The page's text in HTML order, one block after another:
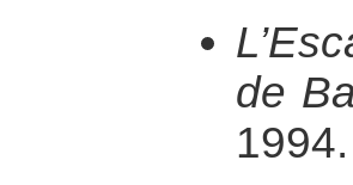
de
1994.